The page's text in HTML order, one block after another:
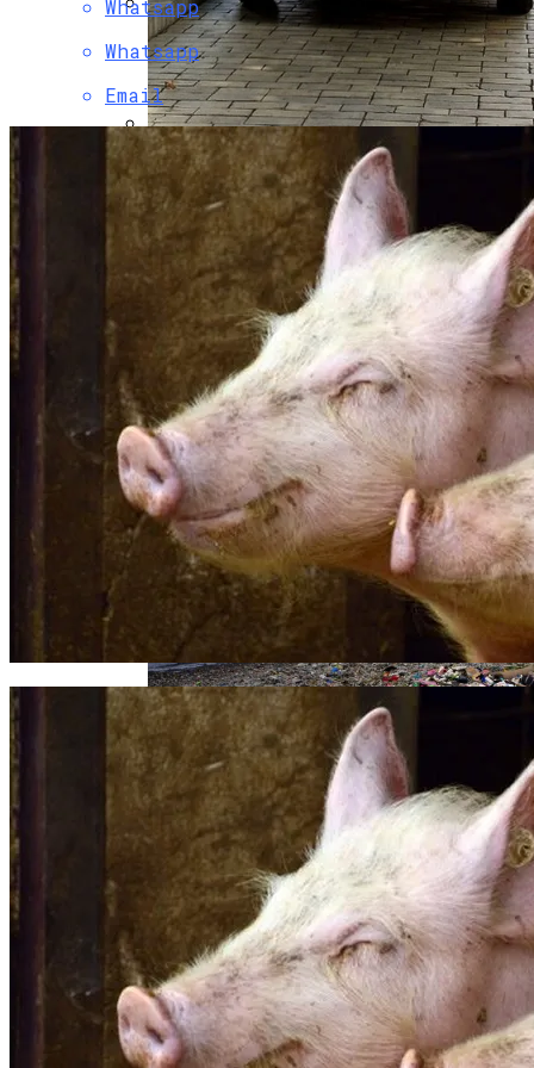
Растущая Концентрация Власти В
Руках Си Цзиньпина: Мир Не Обмануть
Военные Рельсы Спасут Британскую
Экономику?
Коронавирус В США Оказался
Смертоноснее «испанки» 1918 Года
Извержение Вулкана На Юге Исландии:
Чрезвычайное Положение И Эвакуация
Индия Не Будет Спрашивать
Разрешения На Запуск Моделей ИИ
В Столичном Парке Отличился Герой-
Парковки
В Киеве Люди Вынуждены Ходить К
Метро По Улице Без Тротуара
В Киеве Появится Арт-Объект В Виде
«Мусорного Человека»
Whatsapp
Whatsapp
Email